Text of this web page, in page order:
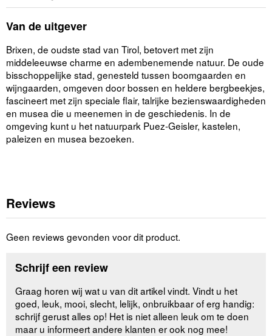
Van de uitgever
Brixen, de oudste stad van Tirol, betovert met zijn
middeleeuwse charme en adembenemende natuur. De oude
bisschoppelijke stad, genesteld tussen boomgaarden en
wijngaarden, omgeven door bossen en heldere bergbeekjes,
fascineert met zijn speciale flair, talrijke bezienswaardigheden
en musea die u meenemen in de geschiedenis. In de
omgeving kunt u het natuurpark Puez-Geisler, kastelen,
paleizen en musea bezoeken.
Reviews
Geen reviews gevonden voor dit product.
Schrijf een review
Graag horen wij wat u van dit artikel vindt. Vindt u het
goed, leuk, mooi, slecht, lelijk, onbruikbaar of erg handig:
schrijf gerust alles op! Het is niet alleen leuk om te doen
maar u informeert andere klanten er ook nog mee!